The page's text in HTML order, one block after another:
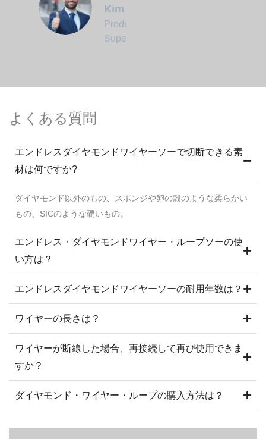
Kim
Production
Supervisor
よくある質問
エンドレスダイヤモンドワイヤーソーで切断できる素
材は何ですか?
ダイヤモンド以外のもの、スポンジや卵の殻のような柔らかい
もの、SICのような硬いもの。
エンドレス・ダイヤモンドワイヤー・ループソーの使
い方は？
エンドレスダイヤモンドワイヤーソーの耐用年数は？
ワイヤーの長さは？
ワイヤーが断線した場合、再接続して再び使用できま
すか？
ダイヤモンド・ワイヤー・ループの購入方法は？